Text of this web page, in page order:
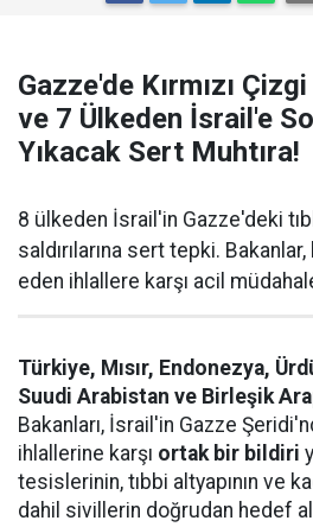
Gazze'de Kırmızı
ve 7 Ülkeden İsrail'e
Yıkacak Sert Muhtıra!
8 ülkeden İsrail'in Gazze'deki
saldırılarına sert tepki. Bakanlar,
eden ihlallere karşı acil
Türkiye, Mısır, Endonezya,
Suudi Arabistan ve Birleşik
Bakanları, İsrail'in Gazze
ihlallerine karşı ortak bir bildiri
tesislerinin, tıbbi altyapının ve
dahil sivillerin doğrudan hedef